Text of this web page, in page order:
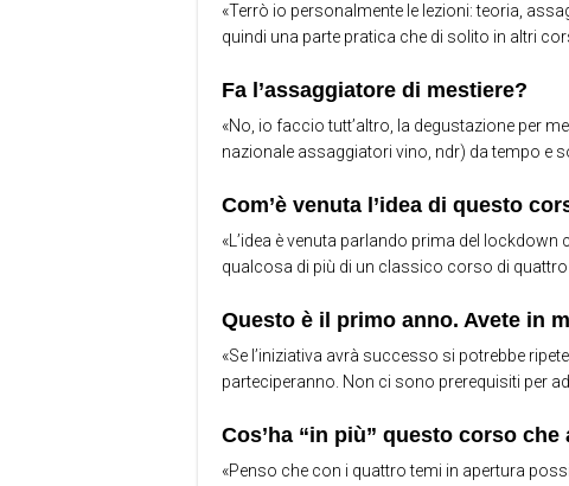
«Terrò io personalmente le lezioni: teoria,
quindi una parte pratica che di solito in altri
Fa l’assaggiatore di mestiere?
«No, io faccio tutt’altro, la degustazione per
nazionale assaggiatori vino, ndr) da tempo e
Com’è venuta l’idea di questo
«L’idea è venuta parlando prima del
qualcosa di più di un classico corso di quattro
Questo è il primo anno. Avete in
«Se l’iniziativa avrà successo si potrebbe
parteciperanno. Non ci sono prerequisiti per
Cos’ha “in più” questo corso
«Penso che con i quattro temi in apertura